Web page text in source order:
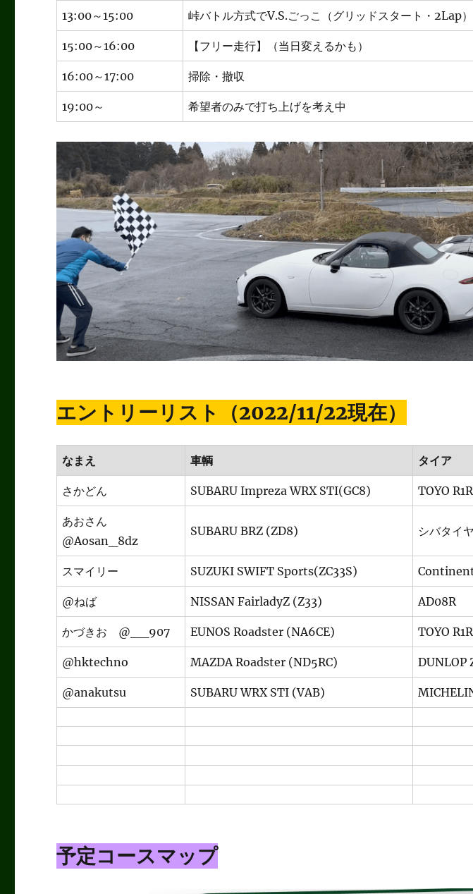
13:00～15:00 峠バトル方式でV.S.ごっこ（グリッドスタート・2Lap
15:00～16:00 【フリー走行】（当日変えるかも）
16:00～17:00 掃除・撤収
19:00～ 希望者のみで打ち上げを考え中
エントリーリスト（2022/11/22現在）
なまえ 車輌 タイア
さかどん SUBARU Impreza WRX STI(GC8) TOYO R1R
あおさん
@Aosan_8dz
SUBARU BRZ (ZD8) シバタイ
スマイリー SUZUKI SWIFT Sports(ZC33S)
@ねば NISSAN FairladyZ (Z33) AD08R
かづきお @__907 EUNOS Roadster (NA6CE) TOYO R1R
@hktechno MAZDA Roadster (ND5RC) DUNLOP
@anakutsu SUBARU WRX STI (VAB)
予定コースマップ